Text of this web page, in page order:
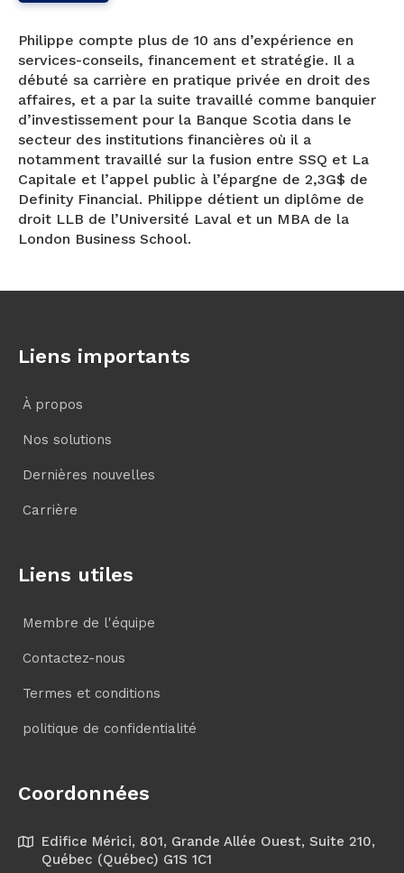
Philippe compte plus de 10 ans d’expérience en
services-conseils, financement et stratégie. Il a
débuté sa carrière en pratique privée en droit des
affaires, et a par la suite travaillé comme banquier
d’investissement pour la Banque Scotia dans le
secteur des institutions financières où il a
notamment travaillé sur la fusion entre SSQ et La
Capitale et l’appel public à l’épargne de 2,3G$ de
Definity Financial. Philippe détient un diplôme de
droit LLB de l’Université Laval et un MBA de la
London Business School.
Liens importants
À propos
Nos solutions
Dernières nouvelles
Carrière
Liens utiles
Membre de l'équipe
Contactez-nous
Termes et conditions
politique de confidentialité
Coordonnées
Edifice Mérici, 801, Grande Allée Ouest, Suite 210,
Québec (Québec) G1S 1C1